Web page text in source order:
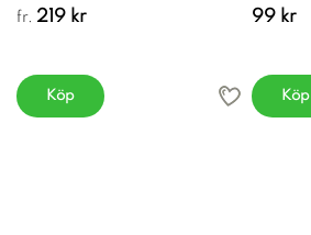
fr. 219 kr
Köp
99 kr
Köp